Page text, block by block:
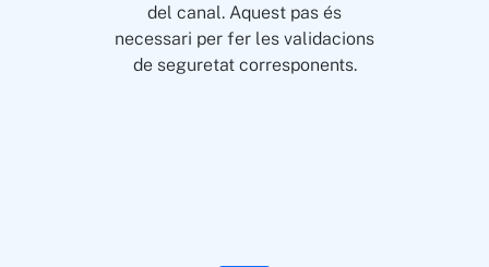
del canal. Aquest pas és
necessari per fer les validacions
de seguretat corresponents.